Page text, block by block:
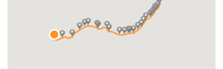
Чт Сб
1
2 3